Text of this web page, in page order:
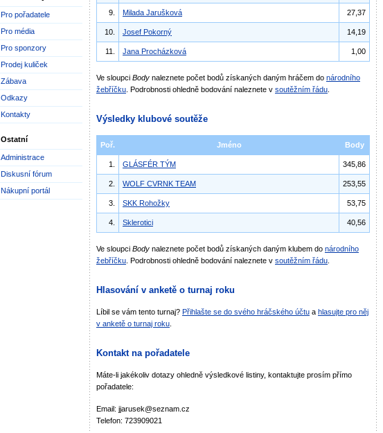
Pro pořadatele
Pro média
Pro sponzory
Prodej kuliček
Zábava
Odkazy
Kontakty
Ostatní
Administrace
Diskusní fórum
Nákupní portál
9. Milada Jarušková 27,37
10. Josef Pokorný 14,19
11. Jana Procházková 1,00
Ve sloupci Body naleznete počet bodů získaných daným hráčem do národního
žebříčku . Podrobnosti ohledně bodování naleznete v soutěžním řádu
Výsledky klubové soutěže
Poř. Jméno Body
1. GLÁSFÉR TÝM 345,86
2. WOLF CVRNK TEAM 253,55
3. SKK Rohožky 53,75
4. Sklerotici 40,56
Ve sloupci Body naleznete počet bodů získaných daným klubem do národního
žebříčku . Podrobnosti ohledně bodování naleznete v soutěžním řádu
Hlasování v anketě o turnaj roku
Líbil se vám tento turnaj? Přihlašte se do svého hráčského účtu a hlasujte pro něj
v anketě o turnaj roku
Kontakt na pořadatele
Máte-li jakékoliv dotazy ohledně výsledkové listiny, kontaktujte prosím přímo
pořadatele:
Email: jjarusek@seznam.cz
Telefon: 723909021